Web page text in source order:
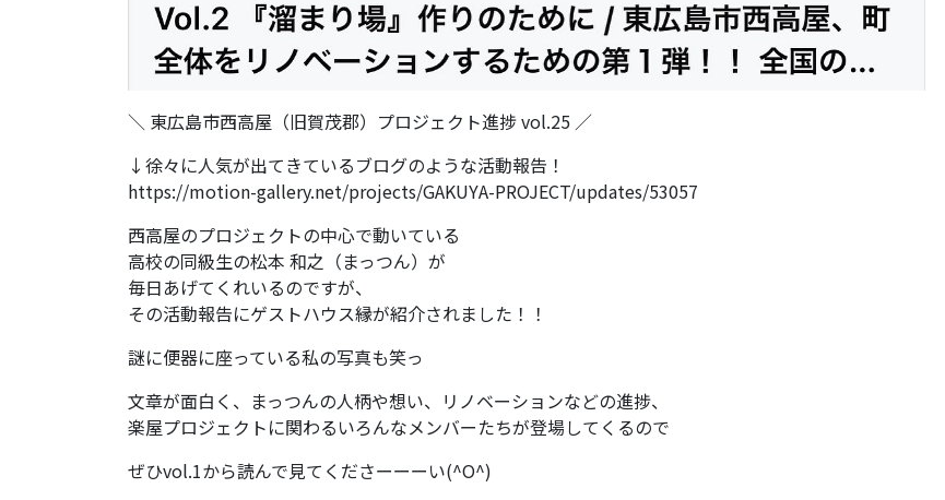
＼ 東広島市西高屋（旧賀茂郡）プロジェクト進捗 vol.25 ／
↓徐々に人気が出てきているブログのような活動報告！
https://motion-gallery.net/projects/GAKUYA-PROJECT/updates/53057
西高屋のプロジェクトの中心で動いている
高校の同級生の松本 和之（まっつん）が
毎日あげてくれいるのですが、
その活動報告にゲストハウス縁が紹介されました！！
謎に便器に座っている私の写真も笑っ
文章が面白く、まっつんの人柄や想い、リノベーションなどの進捗、
楽屋プロジェクトに関わるいろんなメンバーたちが登場してくるので
ぜひvol.1から読んで見てくださーーーい(^O^)